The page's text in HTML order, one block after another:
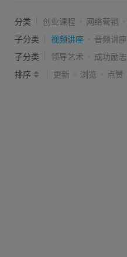
分类 创业课程 网络营销
子分类
视频讲座
音频讲座
子分类
领导艺术 成功励志
排序
更新 浏览 点赞